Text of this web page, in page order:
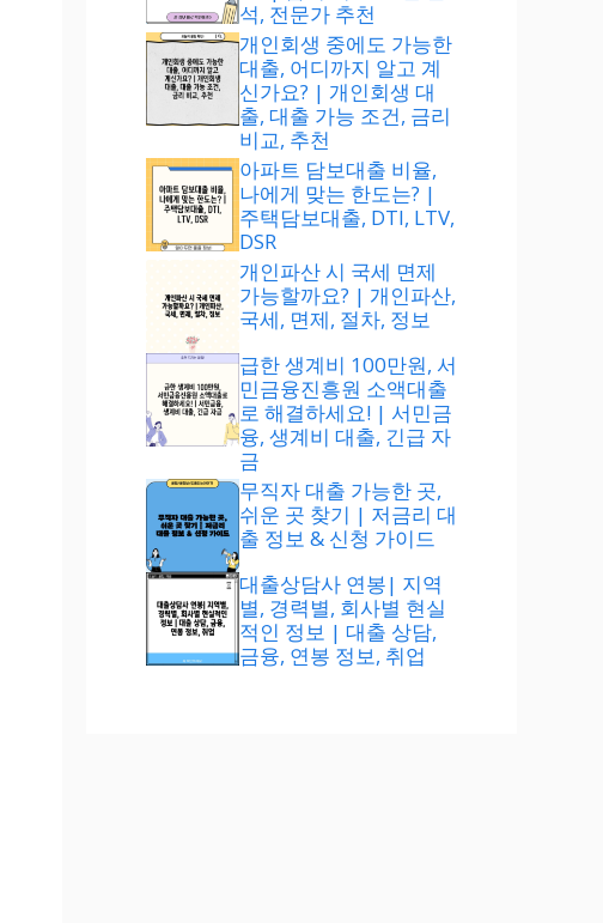
석, 전문가 추천
개인회생 중에도 가능한
대출, 어디까지 알고 계
신가요? | 개인회생 대
출, 대출 가능 조건, 금리
비교, 추천
아파트 담보대출 비율,
나에게 맞는 한도는? |
주택담보대출, DTI, LTV,
DSR
개인파산 시 국세 면제
가능할까요? | 개인파산,
국세, 면제, 절차, 정보
급한 생계비 100만원, 서
민금융진흥원 소액대출
로 해결하세요! | 서민금
융, 생계비 대출, 긴급 자
금
무직자 대출 가능한 곳,
쉬운 곳 찾기 | 저금리 대
출 정보 & 신청 가이드
대출상담사 연봉| 지역
별, 경력별, 회사별 현실
적인 정보 | 대출 상담,
금융, 연봉 정보, 취업